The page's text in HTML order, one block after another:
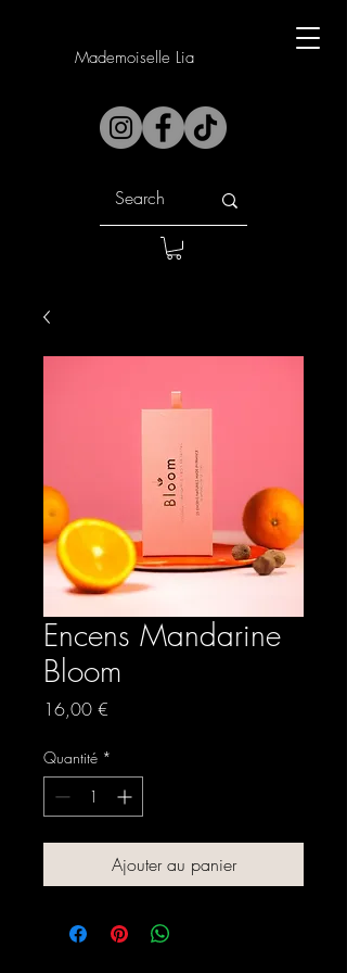
Mademoiselle Lia
Encens Mandarine
Bloom
16,00 €
Quantité *
Ajouter au panier